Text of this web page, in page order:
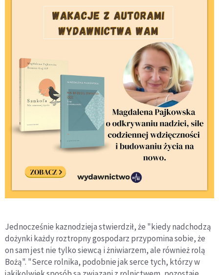
Jednocześnie kaznodzieja stwierdził, że "kiedy nadchodzą
dożynki każdy roztropny gospodarz przypomina sobie, że
on sam jest nie tylko siewcą i żniwiarzem, ale również rolą
Bożą". "Serce rolnika, podobnie jak serce tych, którzy w